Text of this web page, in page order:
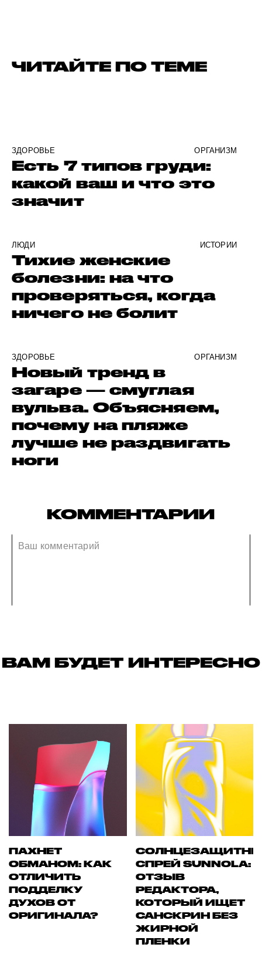
ЧИТАЙТЕ ПО ТЕМЕ
ЗДОРОВЬЕ ОРГАНИЗМ
Есть 7 типов груди:
какой ваш и что это
значит
ЛЮДИ ИСТОРИИ
Тихие женские
болезни: на что
проверяться, когда
ничего не болит
ЗДОРОВЬЕ ОРГАНИЗМ
Новый тренд в
загаре — смуглая
вульва. Объясняем,
почему на пляже
лучше не раздвигать
ноги
КОММЕНТАРИИ
ВАМ БУДЕТ ИНТЕРЕСНО
ПАХНЕТ
ОБМАНОМ: КАК
ОТЛИЧИТЬ
ПОДДЕЛКУ
ДУХОВ ОТ
ОРИГИНАЛА?
СПРЕЙ SUNNOLA:
ОТЗЫВ
РЕДАКТОРА,
КОТОРЫЙ ИЩЕТ
САНСКРИН БЕЗ
ЖИРНОЙ
ПЛЕНКИ